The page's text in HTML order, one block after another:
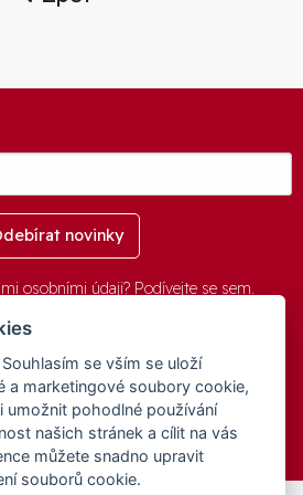
novinky
osobními údaji? Podívejte se sem
&Obec Oznice. Software:
- Beta. Číslo Licence: 74274001
Ochrana osobních údajů,Přístupnost
se vším se uloží
a marketingové soubory cookie,
umožnit pohodlné používání
našich stránek a cílit na vás
můžete snadno upravit
souborů cookie.